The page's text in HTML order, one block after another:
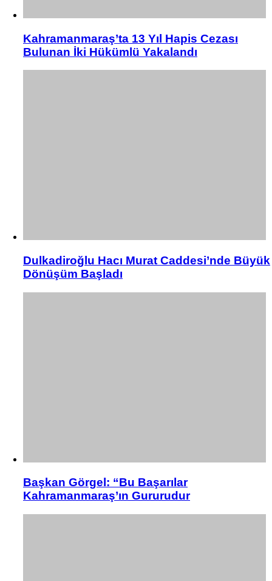
Kahramanmaraş’ta 13 Yıl Hapis Cezası
Bulunan İki Hükümlü Yakalandı
Dulkadiroğlu Hacı Murat Caddesi’nde Büyük
Dönüşüm Başladı
Başkan Görgel: “Bu Başarılar
Kahramanmaraş’ın Gururudur